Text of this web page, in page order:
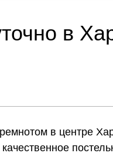
в
в центре